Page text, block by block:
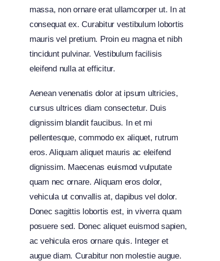
massa, non ornare erat ullamcorper ut. In at
consequat ex. Curabitur vestibulum lobortis
mauris vel pretium. Proin eu magna et nibh
tincidunt pulvinar. Vestibulum facilisis
eleifend nulla at efficitur.
Aenean venenatis dolor at ipsum ultricies,
cursus ultrices diam consectetur. Duis
dignissim blandit faucibus. In et mi
pellentesque, commodo ex aliquet, rutrum
eros. Aliquam aliquet mauris ac eleifend
dignissim. Maecenas euismod vulputate
quam nec ornare. Aliquam eros dolor,
vehicula ut convallis at, dapibus vel dolor.
Donec sagittis lobortis est, in viverra quam
posuere sed. Donec aliquet euismod sapien,
ac vehicula eros ornare quis. Integer et
augue diam. Curabitur non molestie augue.